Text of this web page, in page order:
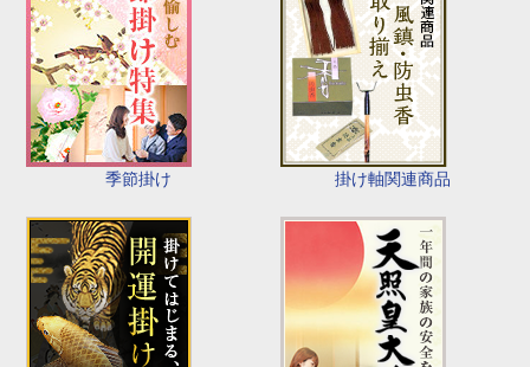
季節掛け 掛け軸関連商品